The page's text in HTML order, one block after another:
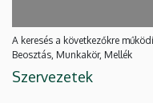
A keresés a következőkre
Beosztás, Munkakör, Mellék
Szervezetek